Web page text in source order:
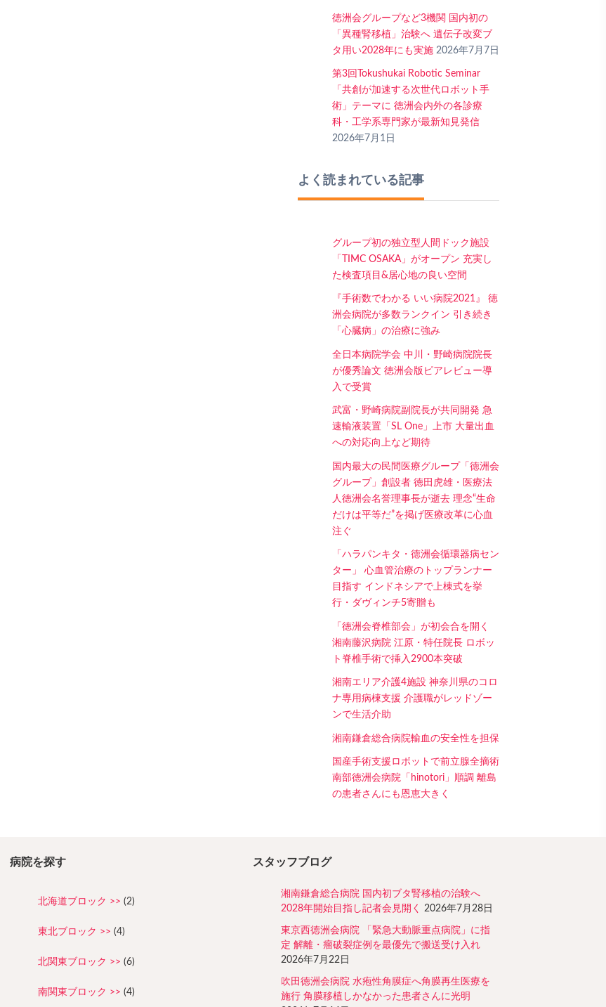
徳洲会グループなど3機関 国内初の
「異種腎移植」治験へ 遺伝子改変ブ
タ用い2028年にも実施 2026年7月7日
第3回Tokushukai Robotic Seminar
「共創が加速する次世代ロボット手
術」テーマに 徳洲会内外の各診療
科・工学系専門家が最新知見発信
2026年7月1日
よく読まれている記事
グループ初の独立型人間ドック施設
「TIMC OSAKA」がオープン 充実し
た検査項目&居心地の良い空間
『手術数でわかる いい病院2021』 徳
洲会病院が多数ランクイン 引き続き
「心臓病」の治療に強み
全日本病院学会 中川・野崎病院院長
が優秀論文 徳洲会版ピアレビュー導
入で受賞
武富・野崎病院副院長が共同開発 急
速輸液装置「SL One」上市 大量出血
への対応向上など期待
国内最大の民間医療グループ「徳洲会
グループ」創設者 徳田虎雄・医療法
人徳洲会名誉理事長が逝去 理念“生命
だけは平等だ”を掲げ医療改革に心血
注ぐ
「ハラパンキタ・徳洲会循環器病セン
ター」 心血管治療のトップランナー
目指す インドネシアで上棟式を挙
行・ダヴィンチ5寄贈も
「徳洲会脊椎部会」が初会合を開く
湘南藤沢病院 江原・特任院長 ロボッ
ト脊椎手術で挿入2900本突破
湘南エリア介護4施設 神奈川県のコロ
ナ専用病棟支援 介護職がレッドゾー
ンで生活介助
湘南鎌倉総合病院輸血の安全性を担保
国産手術支援ロボットで前立腺全摘術
南部徳洲会病院「hinotori」順調 離島
の患者さんにも恩恵大きく
病院を探す
北海道ブロック (2)
東北ブロック (4)
北関東ブロック (6)
南関東ブロック (4)
スタッフブログ
湘南鎌倉総合病院 国内初ブタ腎移植の治験へ
2028年開始目指し記者会見開く
2026年7月28日
東京西徳洲会病院 「緊急大動脈重点病院」に指
定 解離・瘤破裂症例を最優先で搬送受け入れ
2026年7月22日
吹田徳洲会病院 水疱性角膜症へ角膜再生医療を
施行 角膜移植しかなかった患者さんに光明